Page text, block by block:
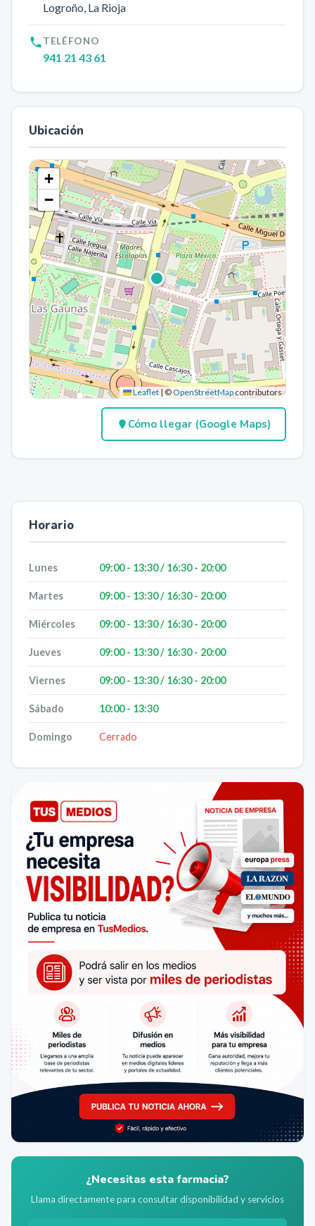
Logroño, La Rioja
TELÉFONO
941 21 43 61
Ubicación
+
−
Leaflet | ©OpenStreetMap contributors
Cómo llegar (Google Maps)
Horario
Lunes 09:00 - 13:30 / 16:30 - 20:00
Martes 09:00 - 13:30 / 16:30 - 20:00
Miércoles 09:00 - 13:30 / 16:30 - 20:00
Jueves 09:00 - 13:30 / 16:30 - 20:00
Viernes 09:00 - 13:30 / 16:30 - 20:00
Sábado 10:00 - 13:30
Domingo Cerrado
¿Necesitas esta farmacia?
Llama directamente para consultar disponibilidad y servicios